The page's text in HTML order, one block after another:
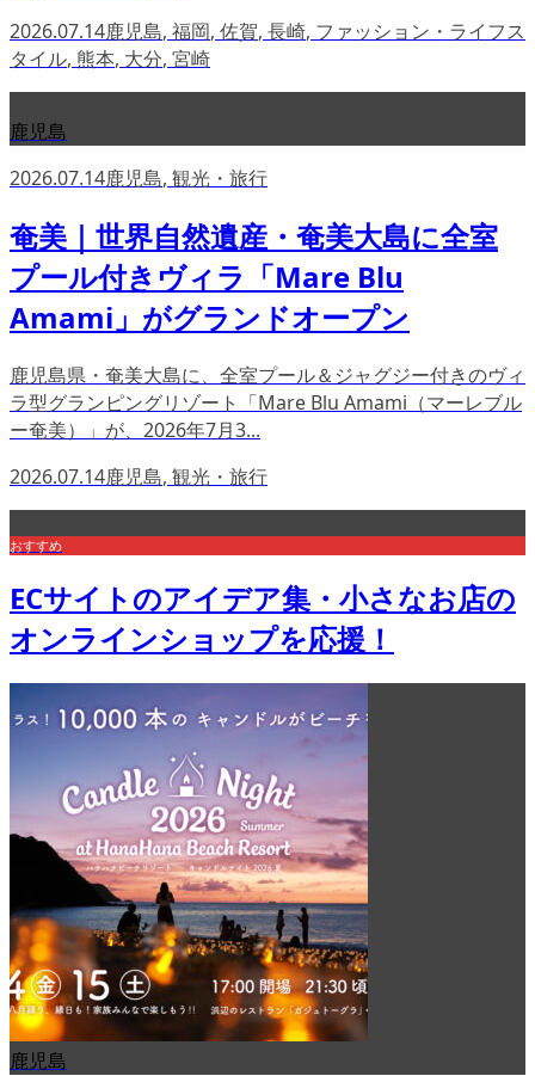
2026.07.14鹿児島, 福岡, 佐賀, 長崎, ファッション・ライフス
タイル, 熊本, 大分, 宮崎
鹿児島
2026.07.14鹿児島, 観光・旅行
奄美｜世界自然遺産・奄美大島に全室
プール付きヴィラ「Mare Blu
Amami」がグランドオープン
鹿児島県・奄美大島に、全室プール＆ジャグジー付きのヴィ
ラ型グランピングリゾート「Mare Blu Amami（マーレブル
ー奄美）」が、2026年7月3...
2026.07.14鹿児島, 観光・旅行
おすすめ
ECサイトのアイデア集・小さなお店の
オンラインショップを応援！
鹿児島